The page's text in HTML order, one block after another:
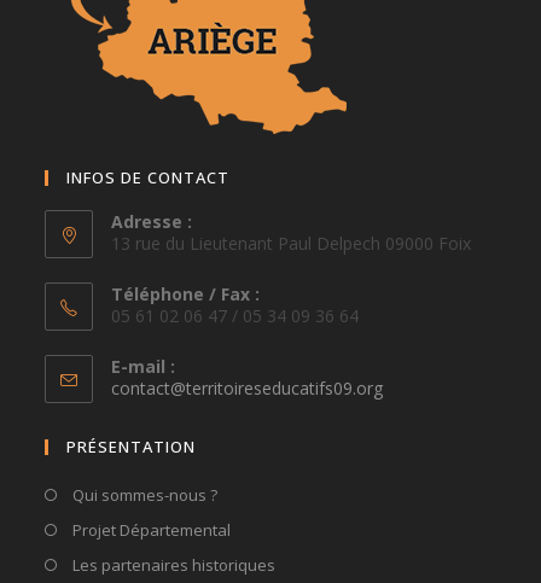
INFOS DE CONTACT
Adresse :
13 rue du Lieutenant Paul Delpech 09000 Foix
Téléphone / Fax :
05 61 02 06 47 / 05 34 09 36 64
E-mail :
contact@territoireseducatifs09.orgS’ouvre
PRÉSENTATION
Qui sommes-nous ?
Projet Départemental
Les partenaires historiques